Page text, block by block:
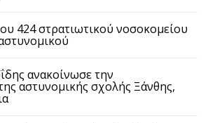
424 στρατιωτικού νοσοκομείου
ανακοίνωσε την
αστυνομικής σχολής Ξάνθης,